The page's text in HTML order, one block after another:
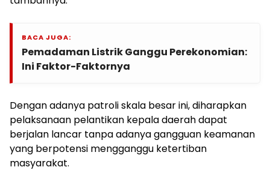
BACA JUGA:
Pemadaman Listrik Ganggu Perekonomian:
Ini Faktor-Faktornya
Dengan adanya patroli skala besar ini, diharapkan
pelaksanaan pelantikan kepala daerah dapat
berjalan lancar tanpa adanya gangguan keamanan
yang berpotensi mengganggu ketertiban
masyarakat.